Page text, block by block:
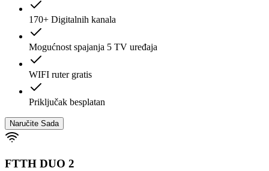
170+ Digitalnih kanala
Mogućnost spajanja 5 TV uređaja
WIFI ruter gratis
Priključak besplatan
Naručite Sada
FTTH DUO 2